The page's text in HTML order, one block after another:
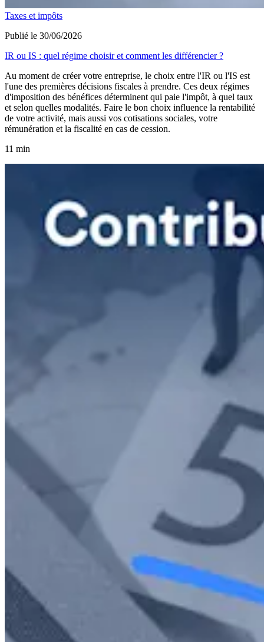
Taxes et impôts
Publié le 30/06/2026
IR ou IS : quel régime choisir et comment les différencier ?
Au moment de créer votre entreprise, le choix entre l'IR ou l'IS est
l'une des premières décisions fiscales à prendre. Ces deux régimes
d'imposition des bénéfices déterminent qui paie l'impôt, à quel taux
et selon quelles modalités. Faire le bon choix influence la rentabilité
de votre activité, mais aussi vos cotisations sociales, votre
rémunération et la fiscalité en cas de cession.
11 min